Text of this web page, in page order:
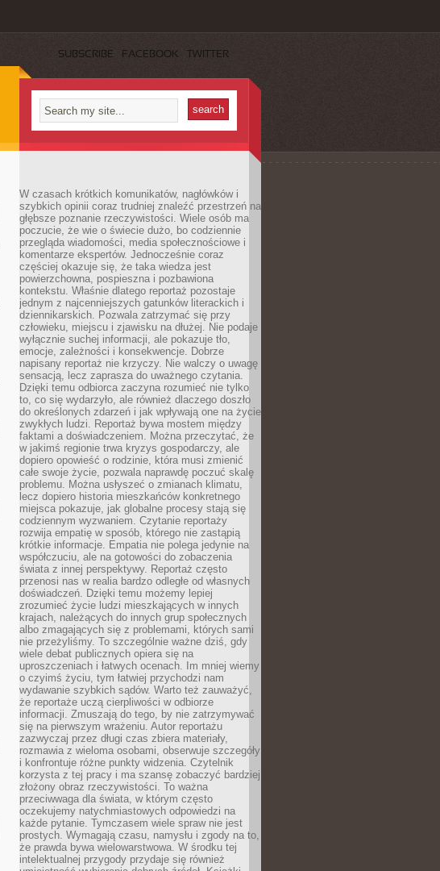
SUBSCRIBE FACEBOOK TWITTER
W czasach krótkich komunikatów, nagłówków i
szybkich opinii coraz trudniej znaleźć przestrzeń na
głębsze poznanie rzeczywistości. Wiele osób ma
poczucie, że wie o świecie dużo, bo codziennie
przegląda wiadomości, media społecznościowe i
komentarze ekspertów. Jednocześnie coraz
częściej okazuje się, że taka wiedza jest
powierzchowna, pospieszna i pozbawiona
kontekstu. Właśnie dlatego reportaż pozostaje
jednym z najcenniejszych gatunków literackich i
dziennikarskich. Pozwala zatrzymać się przy
człowieku, miejscu i zjawisku na dłużej. Nie podaje
wyłącznie suchej informacji, ale pokazuje tło,
emocje, zależności i konsekwencje. Dobrze
napisany reportaż nie krzyczy. Nie walczy o uwagę
sensacją, lecz zaprasza do uważnego czytania.
Dzięki temu odbiorca zaczyna rozumieć nie tylko
to, co się wydarzyło, ale również dlaczego doszło
do określonych zdarzeń i jak wpływają one na życie
zwykłych ludzi. Reportaż bywa mostem między
faktami a doświadczeniem. Można przeczytać, że
w jakimś regionie trwa kryzys gospodarczy, ale
dopiero opowieść o rodzinie, która musi zmienić
całe swoje życie, pozwala naprawdę poczuć skalę
problemu. Można usłyszeć o zmianach klimatu,
lecz dopiero historia mieszkańców konkretnego
miejsca pokazuje, jak globalne procesy stają się
codziennym wyzwaniem. Czytanie reportaży
rozwija empatię w sposób, którego nie zastąpią
krótkie informacje. Empatia nie polega jedynie na
współczuciu, ale na gotowości do zobaczenia
świata z innej perspektywy. Reportaż często
przenosi nas w realia bardzo odległe od własnych
doświadczeń. Dzięki temu możemy lepiej
zrozumieć życie ludzi mieszkających w innych
krajach, należących do innych grup społecznych
albo zmagających się z problemami, których sami
nie przeżyliśmy. To szczególnie ważne dziś, gdy
wiele debat publicznych opiera się na
uproszczeniach i łatwych ocenach. Im mniej wiemy
o czyimś życiu, tym łatwiej przychodzi nam
wydawanie szybkich sądów. Warto też zauważyć,
że reportaże uczą cierpliwości w odbiorze
informacji. Zmuszają do tego, by nie zatrzymywać
się na pierwszym wrażeniu. Autor reportażu
zazwyczaj przez długi czas zbiera materiały,
rozmawia z wieloma osobami, obserwuje szczegóły
i konfrontuje różne punkty widzenia. Czytelnik
korzysta z tej pracy i ma szansę zobaczyć bardziej
złożony obraz rzeczywistości. To ważna
przeciwwaga dla świata, w którym często
oczekujemy natychmiastowych odpowiedzi na
każde pytanie. Tymczasem wiele spraw nie jest
prostych. Wymagają czasu, namysłu i zgody na to,
że prawda bywa wielowarstwowa. W środku tej
intelektualnej przygody przydaje się również